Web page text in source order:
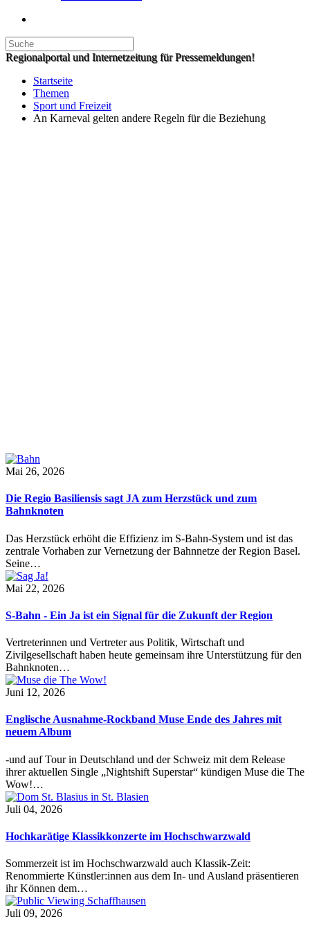
Regionalportal und Internetzeitung für Pressemeldungen!
Startseite
Themen
Sport und Freizeit
An Karneval gelten andere Regeln für die Beziehung
Mai 26, 2026
Die Regio Basiliensis sagt JA zum Herzstück und zum
Bahnknoten
Das Herzstück erhöht die Effizienz im S-Bahn-System und ist das
zentrale Vorhaben zur Vernetzung der Bahnnetze der Region Basel.
Seine…
Mai 22, 2026
S-Bahn - Ein Ja ist ein Signal für die Zukunft der Region
Vertreterinnen und Vertreter aus Politik, Wirtschaft und
Zivilgesellschaft haben heute gemeinsam ihre Unterstützung für den
Bahnknoten…
Juni 12, 2026
Englische Ausnahme-Rockband Muse Ende des Jahres mit
neuem Album
-und auf Tour in Deutschland und der Schweiz mit dem Release
ihrer aktuellen Single „Nightshift Superstar“ kündigen Muse die The
Wow!…
Juli 04, 2026
Hochkarätige Klassikkonzerte im Hochschwarzwald
Sommerzeit ist im Hochschwarzwald auch Klassik-Zeit:
Renommierte Künstler:innen aus dem In- und Ausland präsentieren
ihr Können dem…
Juli 09, 2026